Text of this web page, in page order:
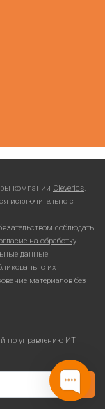
компании Cleverics.
исключительно с
соблюдать
на обработку
данные
с их
материалов без
по управлению ИТ